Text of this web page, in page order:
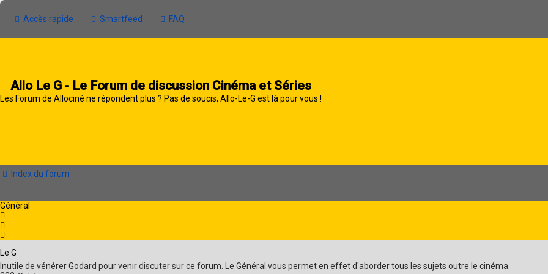
Accès rapide Smartfeed FAQ
Allo Le G - Le Forum de discussion Cinéma et Séries
Les Forum de Allociné ne répondent plus ? Pas de soucis, Allo-Le-G est là pour vous !
Index du forum
Général
Le G
Inutile de vénérer Godard pour venir discuter sur ce forum. Le Général vous permet en effet d'aborder tous les sujets outre le cinéma.